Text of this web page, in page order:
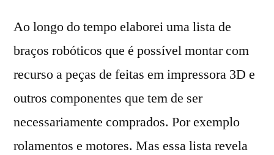
Ao longo do tempo elaborei uma lista de
braços robóticos que é possível montar com
recurso a peças de feitas em impressora 3D e
outros componentes que tem de ser
necessariamente comprados. Por exemplo
rolamentos e motores. Mas essa lista revela